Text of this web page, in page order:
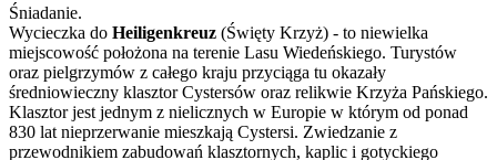
Śniadanie.
Wycieczka do Heiligenkreuz (Święty Krzyż) - to niewielka
miejscowość położona na terenie Lasu Wiedeńskiego. Turystów
oraz pielgrzymów z całego kraju przyciąga tu okazały
średniowieczny klasztor Cystersów oraz relikwie Krzyża Pańskiego.
Klasztor jest jednym z nielicznych w Europie w którym od ponad
830 lat nieprzerwanie mieszkają Cystersi. Zwiedzanie z
przewodnikiem zabudowań klasztornych, kaplic i gotyckiego